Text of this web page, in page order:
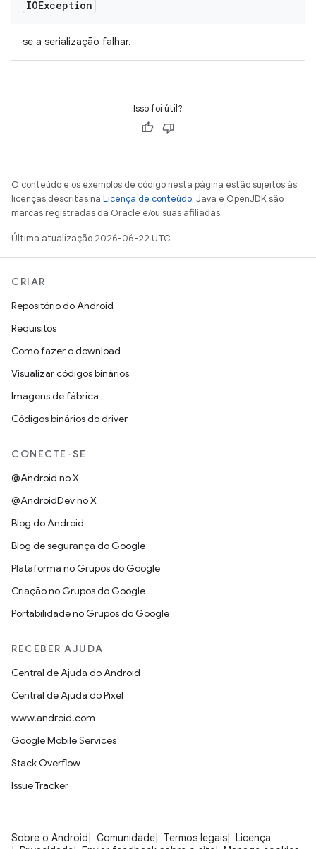
IOException
se a serialização falhar.
Isso foi útil?
O conteúdo e os exemplos de código nesta página estão sujeitos às
licenças descritas na Licença de conteúdo. Java e OpenJDK são
marcas registradas da Oracle e/ou suas afiliadas.
Última atualização 2026-06-22 UTC.
CRIAR
Repositório do Android
Requisitos
Como fazer o download
Visualizar códigos binários
Imagens de fábrica
Códigos binários do driver
CONECTE-SE
@Android no X
@AndroidDev no X
Blog do Android
Blog de segurança do Google
Plataforma no Grupos do Google
Criação no Grupos do Google
Portabilidade no Grupos do Google
RECEBER AJUDA
Central de Ajuda do Android
Central de Ajuda do Pixel
www.android.com
Google Mobile Services
Stack Overflow
Issue Tracker
Sobre o Android Comunidade Termos legais
Licença